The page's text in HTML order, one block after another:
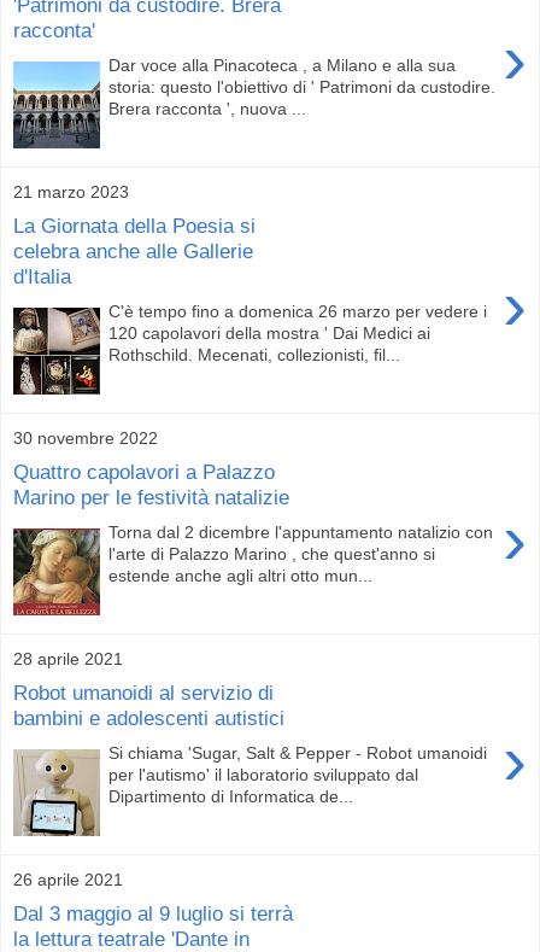
'Patrimoni da custodire. Brera
racconta'
›
Dar voce alla Pinacoteca , a Milano e alla sua
storia: questo l'obiettivo di ' Patrimoni da custodire.
Brera racconta ', nuova ...
21 marzo 2023
La Giornata della Poesia si
celebra anche alle Gallerie
d'Italia
›
C'è tempo fino a domenica 26 marzo per vedere i
120 capolavori della mostra ' Dai Medici ai
Rothschild. Mecenati, collezionisti, fil...
30 novembre 2022
Quattro capolavori a Palazzo
Marino per le festività natalizie
›
Torna dal 2 dicembre l'appuntamento natalizio con
l'arte di Palazzo Marino , che quest'anno si
estende anche agli altri otto mun...
28 aprile 2021
Robot umanoidi al servizio di
bambini e adolescenti autistici
›
Si chiama 'Sugar, Salt & Pepper - Robot umanoidi
per l'autismo' il laboratorio sviluppato dal
Dipartimento di Informatica de...
26 aprile 2021
Dal 3 maggio al 9 luglio si terrà
la lettura teatrale 'Dante in